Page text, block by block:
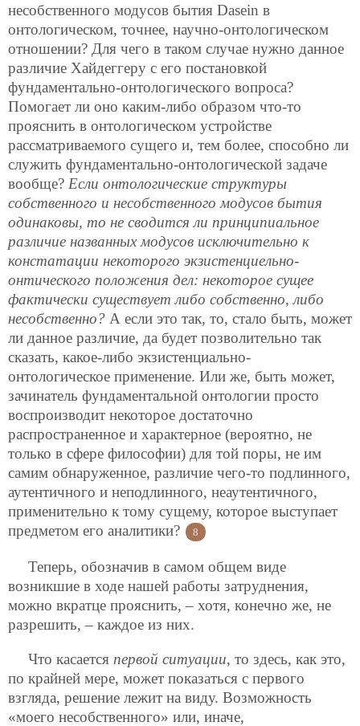
несобственного модусов бытия Dasein в
онтологическом, точнее, научно-онтологическом
отношении? Для чего в таком случае нужно данное
различие Хайдеггеру с его постановкой
фундаментально-онтологичеcкого вопроса?
Помогает ли оно каким-либо образом что-то
прояснить в онтологическом устройстве
рассматриваемого сущего и, тем более, способно ли
служить фундаментально-онтологической задаче
вообще? Если онтологические структуры
собственного и несобственного модусов бытия
одинаковы, то не сводится ли принципиальное
различие названных модусов исключительно к
констатации некоторого экзистенциельно-
онтического положения дел: некоторое сущее
фактически существует либо собственно, либо
несобственно? А если это так, то, стало быть, может
ли данное различие, да будет позволительно так
сказать, какое-либо экзистенциально-
онтологическое применение. Или же, быть может,
зачинатель фундаментальной онтологии просто
воспроизводит некоторое достаточно
распространенное и характерное (вероятно, не
только в сфере философии) для той поры, не им
самим обнаруженное, различие чего-то подлинного,
аутентичного и неподлинного, неаутентичного,
применительно к тому сущему, которое выступает
предметом его аналитики?
8
Теперь, обозначив в самом общем виде
возникшие в ходе нашей работы затруднения,
можно вкратце прояснить, – хотя, конечно же, не
разрешить, – каждое из них.
Что касается первой ситуации, то здесь, как это,
по крайней мере, может показаться с первого
взгляда, решение лежит на виду. Возможность
«моего несобственного» или, иначе,